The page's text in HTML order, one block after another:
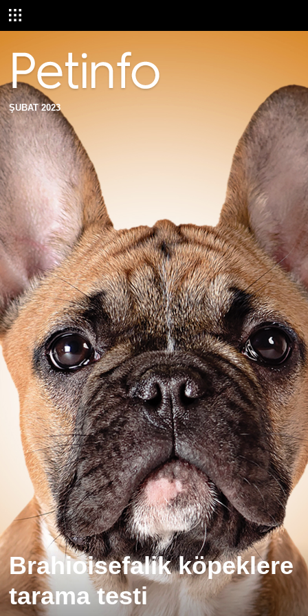
ŞUBAT 2023
Brahioisefalik köpeklere
tarama testi